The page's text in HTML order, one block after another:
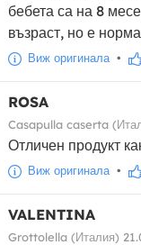
бебета са на 8
възраст, но е
Виж оригинала •
ROSA
Casapulla caserta
Отличен продукт
Виж оригинала •
VALENTINA
Grottolella (Италия)